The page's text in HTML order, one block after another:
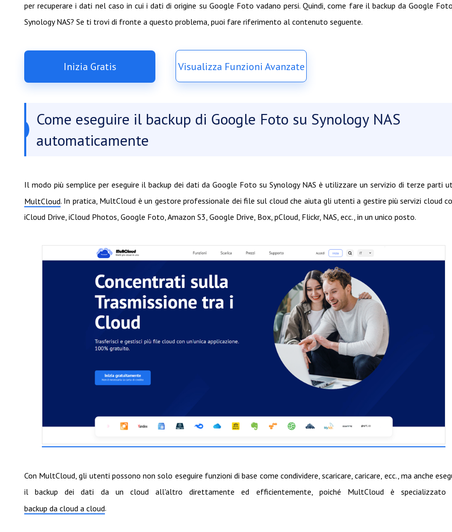
per recuperare i dati nel caso in cui i dati di origine su Google Foto vadano persi. Quindi, come fare il backup da Google
Synology NAS? Se ti trovi di fronte a questo problema, puoi fare riferimento al contenuto seguente.
Inizia Gratis Visualizza Funzioni Avanzate
Come eseguire il backup di Google Foto su Synology NAS
automaticamente
Il modo più semplice per eseguire il backup dei dati da Google Foto su Synology NAS è utilizzare un servizio di terze parti
MultCloud. In pratica, MultCloud è un gestore professionale dei file sul cloud che aiuta gli utenti a gestire più servizi cloud
iCloud Drive, iCloud Photos, Google Foto, Amazon S3, Google Drive, Box, pCloud, Flickr, NAS, ecc., in un unico posto.
Con MultCloud, gli utenti possono non solo eseguire funzioni di base come condividere, scaricare, caricare, ecc., ma anche
il backup dei dati da un cloud all'altro direttamente ed efficientemente, poiché MultCloud è specializzato
backup da cloud a cloud.